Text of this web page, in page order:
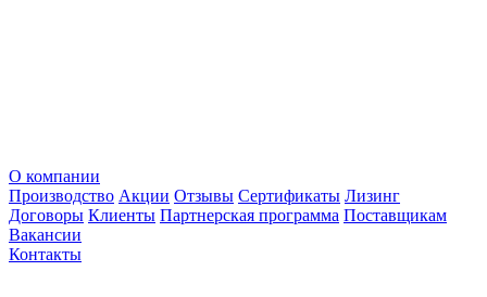
О компании
Производство Акции Отзывы Сертификаты Лизинг
Договоры Клиенты Партнерская программа Поставщикам
Вакансии
Контакты